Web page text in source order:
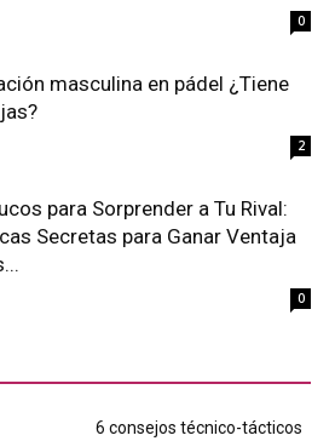
0
masculina en pádel ¿Tiene
2
para Sorprender a Tu Rival:
Secretas para Ganar Ventaja
0
6 consejos técnico-tácticos